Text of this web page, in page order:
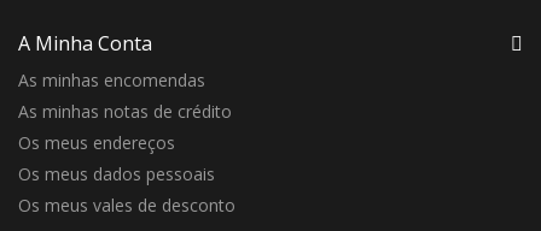
A Minha Conta
As minhas encomendas
As minhas notas de crédito
Os meus endereços
Os meus dados pessoais
Os meus vales de desconto